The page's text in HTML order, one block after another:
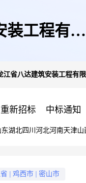
装工程有限
江省八达建筑安装工程有
重新招标 中标通知
东湖北四川 河北河南天津山
鸡西市 密山市